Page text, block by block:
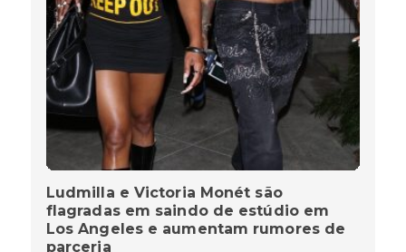
Ludmilla e Victoria Monét são
flagradas em saindo de estúdio em
Los Angeles e aumentam rumores de
parceria